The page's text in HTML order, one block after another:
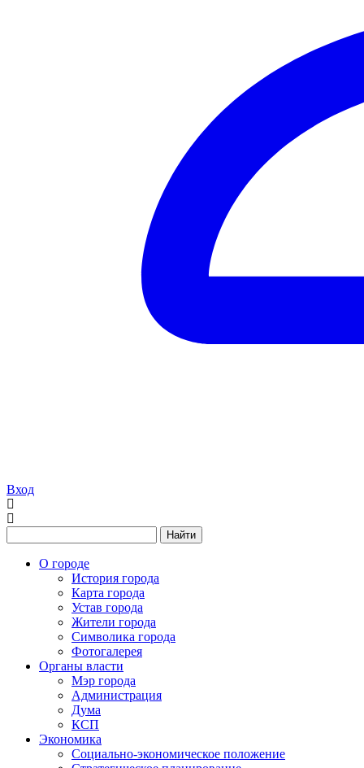
Вход
Найти
О городе
История города
Карта города
Устав города
Жители города
Символика города
Фотогалерея
Органы власти
Мэр города
Администрация
Дума
КСП
Экономика
Социально-экономическое положение